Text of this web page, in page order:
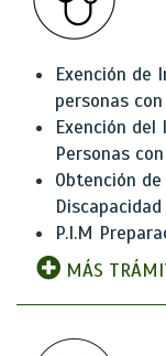
Exención de
personas
Exención
Personas
Obtención
Discapacidad
P.I.M
MÁS